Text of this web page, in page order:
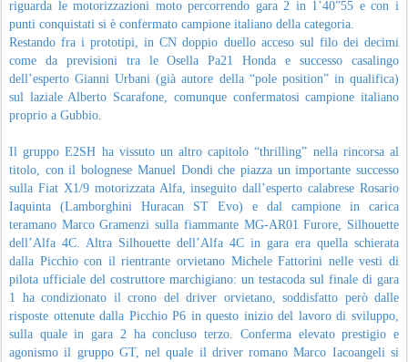
riguarda le motorizzazioni moto percorrendo gara 2 in 1’40”55 e con i
punti conquistati si è confermato campione italiano della categoria.
Restando fra i prototipi, in CN doppio duello acceso sul filo dei decimi
come da previsioni tra le Osella Pa21 Honda e successo casalingo
dell’esperto Gianni Urbani (già autore della “pole position” in qualifica)
sul laziale Alberto Scarafone, comunque confermatosi campione italiano
proprio a Gubbio.
Il gruppo E2SH ha vissuto un altro capitolo “thrilling” nella rincorsa al
titolo, con il bolognese Manuel Dondi che piazza un importante successo
sulla Fiat X1/9 motorizzata Alfa, inseguito dall’esperto calabrese Rosario
Iaquinta (Lamborghini Huracan ST Evo) e dal campione in carica
teramano Marco Gramenzi sulla fiammante MG-AR01 Furore, Silhouette
dell’Alfa 4C. Altra Silhouette dell’Alfa 4C in gara era quella schierata
dalla Picchio con il rientrante orvietano Michele Fattorini nelle vesti di
pilota ufficiale del costruttore marchigiano: un testacoda sul finale di gara
1 ha condizionato il crono del driver orvietano, soddisfatto però dalle
risposte ottenute dalla Picchio P6 in questo inizio del lavoro di sviluppo,
sulla quale in gara 2 ha concluso terzo. Conferma elevato prestigio e
agonismo il gruppo GT, nel quale il driver romano Marco Iacoangeli si